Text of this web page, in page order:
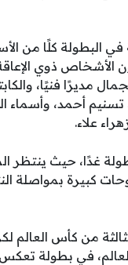
البطولة كلًا من
ذوي الإعاقة
مديرًا فنيًا،
أحمد، وأسماء
علاء.
غدًا، حيث
كبيرة بمواصلة
من كأس العالم
في بطولة تعكس